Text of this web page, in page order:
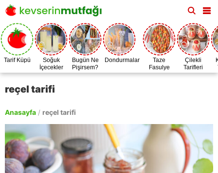
Tarif Küpü
Soğuk
İçecekler
Bugün Ne
Pişirsem?
Dondurmalar
Taze
Fasulye
Zamanı
Çilekli
Tarifleri
reçel tarifi
Anasayfa / reçel tarifi